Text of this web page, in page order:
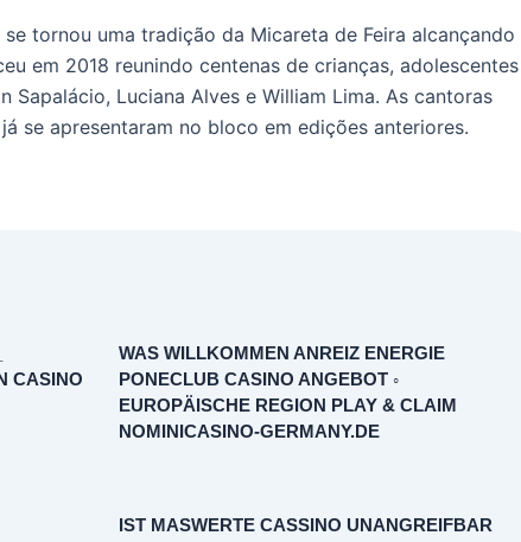
tornou uma tradição da Micareta de Feira alcançando
em 2018 reunindo centenas de crianças, adolescentes
Sapalácio, Luciana Alves e William Lima. As cantoras
se apresentaram no bloco em edições anteriores.
CASINO
WAS WILLKOMMEN ANREIZ ENERGIE
PONECLUB CASINO ANGEBOT ◦
EUROPÄISCHE REGION PLAY & CLAIM
NOMINICASINO-GERMANY.DE
IST MASWERTE CASSINO UNANGREIFBAR